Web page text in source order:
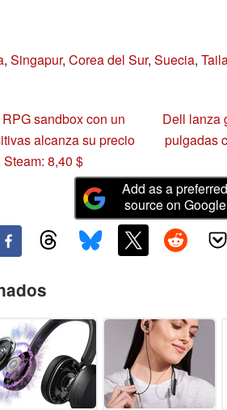
, Singapur, Corea del Sur, Suecia,
sandbox con un
alcanza su precio
8,40 $
Dell lanza
pulgadas
Add as a preferred
source on Google